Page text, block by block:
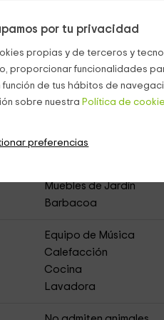
por tu privacidad
propias y de terceros y
proporcionar funcionalidades
de tus hábitos de
sobre nuestra Política de
preferencias
de Alquiler Íntegro)
Muebles de Jardín
Barbacoa
Equipo de Música
Calefacción
Cocina
Lavadora